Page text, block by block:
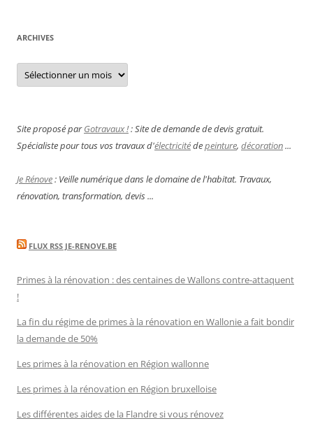
ARCHIVES
Archives
Site proposé parGotravaux !: Site de demande de devis gratuit.
Spécialiste pour tous vos travaux d'électricitédepeinture, décoration...
Je Rénove: Veille numérique dans le domaine de l'habitat. Travaux,
rénovation, transformation, devis ...
FLUX RSS JE-RENOVE.BE
Primes à la rénovation : des centaines de Wallons contre-attaquent
!
La fin du régime de primes à la rénovation en Wallonie a fait bondir
la demande de 50%
Les primes à la rénovation en Région wallonne
Les primes à la rénovation en Région bruxelloise
Les différentes aides de la Flandre si vous rénovez